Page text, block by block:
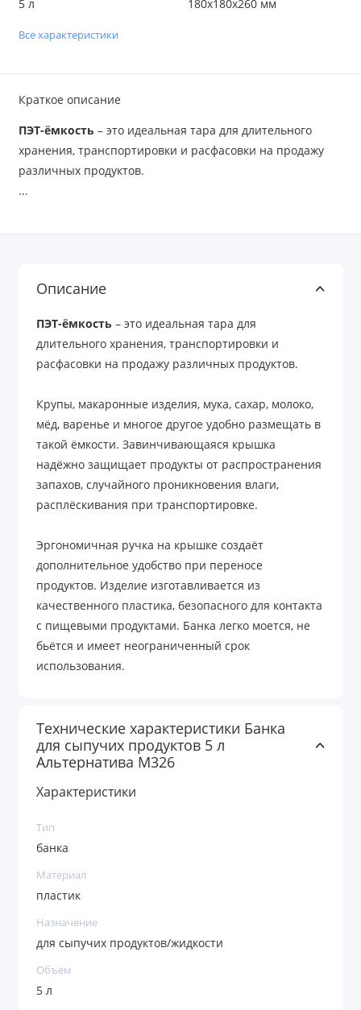
5 л 180х180х260 мм
Все характеристики
Краткое описание
ПЭТ-ёмкость – это идеальная тара для длительного
хранения, транспортировки и расфасовки на продажу
различных продуктов.
...
Описание
ПЭТ-ёмкость – это идеальная тара для
длительного хранения, транспортировки и
расфасовки на продажу различных продуктов.
Крупы, макаронные изделия, мука, сахар, молоко,
мёд, варенье и многое другое удобно размещать в
такой ёмкости. Завинчивающаяся крышка
надёжно защищает продукты от распространения
запахов, случайного проникновения влаги,
расплёскивания при транспортировке.
Эргономичная ручка на крышке создаёт
дополнительное удобство при переносе
продуктов. Изделие изготавливается из
качественного пластика, безопасного для контакта
с пищевыми продуктами. Банка легко моется, не
бьётся и имеет неограниченный срок
использования.
Технические характеристики Банка
для сыпучих продуктов 5 л
Альтернатива М326
Характеристики
Тип
банка
Материал
пластик
Назначение
для сыпучих продуктов/жидкости
Объем
5 л